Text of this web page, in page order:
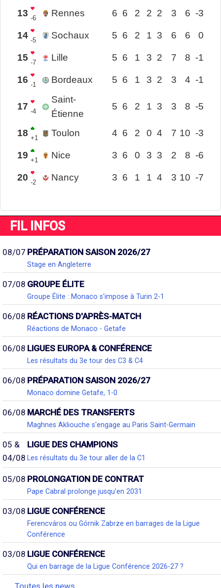
13 -6 Rennes 6 6 2 2 2 3 6 -3
14 -5 Sochaux 5 6 2 1 3 6 6 0
15 -7 Lille 5 6 1 3 2 7 8 -1
16 -1 Bordeaux 5 6 1 3 2 3 4 -1
17 -4
Saint-
Étienne
5 6 2 1 3 3 8 -5
18 +1 Toulon 4 6 2 0 4 7 10 -3
19 +1 Nice 3 6 0 3 3 2 8 -6
20 -2 Nancy 3 6 1 1 4 3 10 -7
FIL INFOS
08/07 PRÉPARATION SAISON 2026/27
Stage en Angleterre
07/08 GROUPE ÉLITE
Groupe Élite : Monaco s'impose à Turin 2-1
06/08 RÉACTIONS D'APRÈS-MATCH
Réactions de Monaco - Getafe
06/08 LIGUES EUROPA & CONFÉRENCE
Les résultats du 3e tour des C3 & C4
06/08 PRÉPARATION SAISON 2026/27
Monaco domine Getafe, 1-0
06/08 MARCHÉ DES TRANSFERTS
Maghnes Akliouche s'engage au Paris Saint-Germain
05 &
04/08
LIGUE DES CHAMPIONS
Les résultats du 3e tour aller de la C1
05/08 PROLONGATION DE CONTRAT
Pape Cabral prolonge jusqu'en 2031
03/08 LIGUE CONFÉRENCE
Ferencváros ou Górnik Zabrze en barrages de la Ligue
Conférence
03/08 LIGUE CONFÉRENCE
Qui en barrage de la Ligue Conférence 2026-27 ?
Toutes les news...